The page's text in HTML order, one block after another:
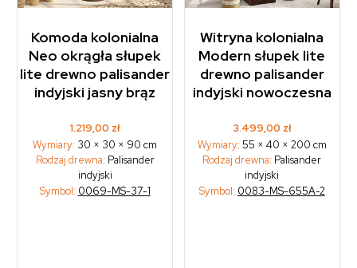
Komoda kolonialna
Neo okrągła słupek
lite drewno palisander
indyjski jasny brąz
1.219,00 zł
Wymiary: 30 × 30 × 90 cm
Rodzaj drewna: Palisander
indyjski
Symbol: 0069-MS-37-1
Witryna kolonialna
Modern słupek lite
drewno palisander
indyjski nowoczesna
3.499,00 zł
Wymiary: 55 × 40 × 200 cm
Rodzaj drewna: Palisander
indyjski
Symbol: 0083-MS-655A-2